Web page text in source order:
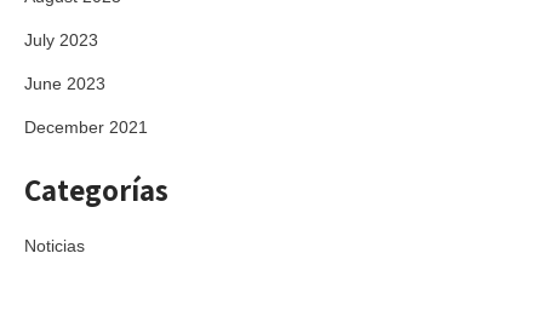
July 2023
June 2023
December 2021
Categorías
Noticias